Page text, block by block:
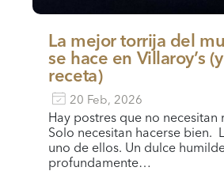
La mejor torrija del
se hace en Villaroy’s
receta)
20 Feb, 2026
Hay postres que no necesitan
Solo necesitan hacerse bien.
uno de ellos. Un dulce
profundamente…